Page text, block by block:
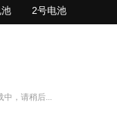
2号电池
中，请稍后...